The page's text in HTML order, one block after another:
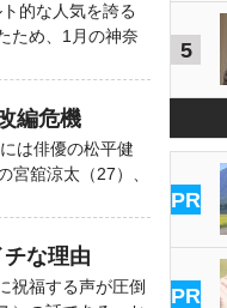
的な人気を誇る
ため、1月の神奈
編危機
は俳優の松平健
舘涼太（27）、
な理由
福する声が圧倒
5
PR
PR